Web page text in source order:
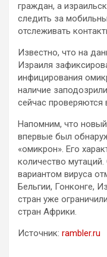
граждан, а
следить за
отслеживать
Известно, что на
Израиля
инфицирования
наличие
сейчас проверяются
Напомним, что
впервые был
«омикрон». Его
количество
вариантом вируса
Бельгии, Гонконге,
стран уже
стран Африки.
Источник: rambler.ru